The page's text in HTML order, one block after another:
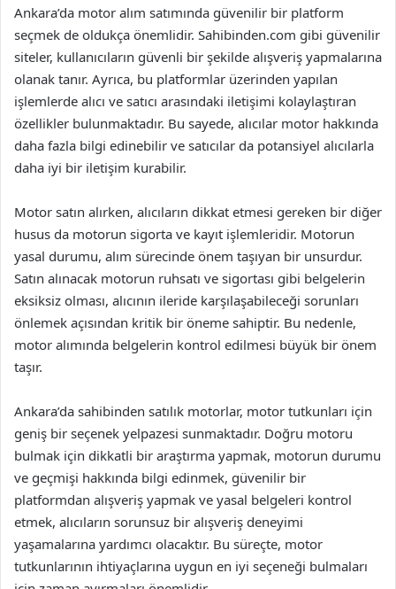
Ankara’da motor alım satımında güvenilir bir platform
seçmek de oldukça önemlidir. Sahibinden.com gibi güvenilir
siteler, kullanıcıların güvenli bir şekilde alışveriş yapmalarına
olanak tanır. Ayrıca, bu platformlar üzerinden yapılan
işlemlerde alıcı ve satıcı arasındaki iletişimi kolaylaştıran
özellikler bulunmaktadır. Bu sayede, alıcılar motor hakkında
daha fazla bilgi edinebilir ve satıcılar da potansiyel alıcılarla
daha iyi bir iletişim kurabilir.
Motor satın alırken, alıcıların dikkat etmesi gereken bir diğer
husus da motorun sigorta ve kayıt işlemleridir. Motorun
yasal durumu, alım sürecinde önem taşıyan bir unsurdur.
Satın alınacak motorun ruhsatı ve sigortası gibi belgelerin
eksiksiz olması, alıcının ileride karşılaşabileceği sorunları
önlemek açısından kritik bir öneme sahiptir. Bu nedenle,
motor alımında belgelerin kontrol edilmesi büyük bir önem
taşır.
Ankara’da sahibinden satılık motorlar, motor tutkunları için
geniş bir seçenek yelpazesi sunmaktadır. Doğru motoru
bulmak için dikkatli bir araştırma yapmak, motorun durumu
ve geçmişi hakkında bilgi edinmek, güvenilir bir
platformdan alışveriş yapmak ve yasal belgeleri kontrol
etmek, alıcıların sorunsuz bir alışveriş deneyimi
yaşamalarına yardımcı olacaktır. Bu süreçte, motor
tutkunlarının ihtiyaçlarına uygun en iyi seçeneği bulmaları